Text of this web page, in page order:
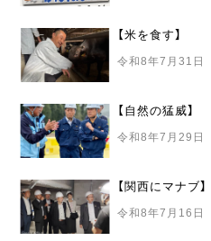
【米を食す】
令和8年7月31日
【自然の猛威】
令和8年7月29日
【関西にマナブ】
令和8年7月16日